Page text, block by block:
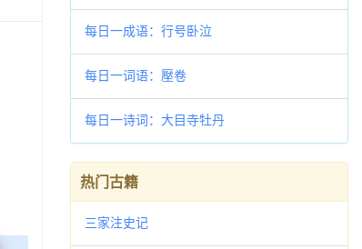
每日一成语：行号卧泣
每日一词语：壓卷
每日一诗词：大目寺牡丹
热门古籍
三家注史记